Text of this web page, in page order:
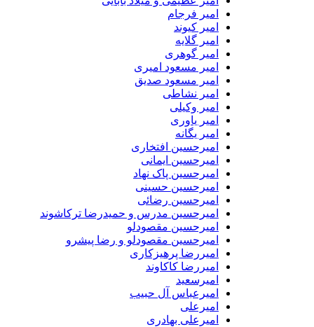
امیر فرجام
امیر کیوند
امیر گلایه
امیر گوهری
امیر مسعود امیری
امیر مسعود صدیق
امیر نشاطی
امیر وکیلی
امیر یاوری
امیر یگانه
امیرحسین افتخاری
امیرحسین ایمانی
امیرحسین پاک نهاد
امیرحسین حسینی
امیرحسین رضائی
امیرحسین مدرس و حمیدرضا ترکاشوند
امیرحسین مقصودلو
امیرحسین مقصودلو و رضا پیشرو
امیررضا پرهیزکاری
امیررضا کاکاوند
امیرسعید
امیرعباس آل حبیب
امیرعلی
امیرعلی بهادری